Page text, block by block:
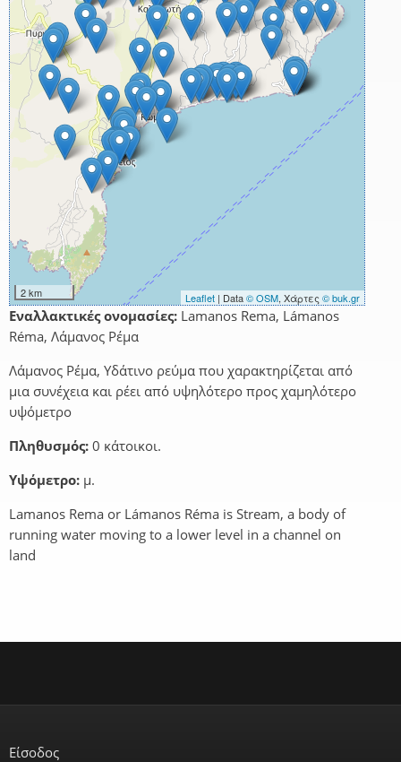
2 km Leaflet | Data© OSM, Χάρτες © buk.gr
Εναλλακτικές ονομασίες: Lamanos Rema, Lámanos
Réma, Λάμανος Ρέμα
Λάμανος Ρέμα, Υδάτινο ρεύμα που χαρακτηρίζεται από
μια συνέχεια και ρέει από υψηλότερο προς χαμηλότερο
υψόμετρο
Πληθυσμός: 0 κάτοικοι.
Υψόμετρο: μ.
Lamanos Rema or Lámanos Réma is Stream, a body of
running water moving to a lower level in a channel on
land
Είσοδος